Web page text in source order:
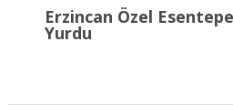
Erzincan Özel
Yurdu